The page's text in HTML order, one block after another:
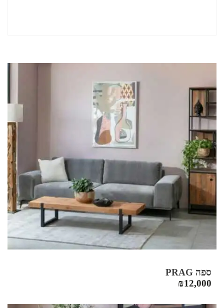
ספה PRAG
₪12,000